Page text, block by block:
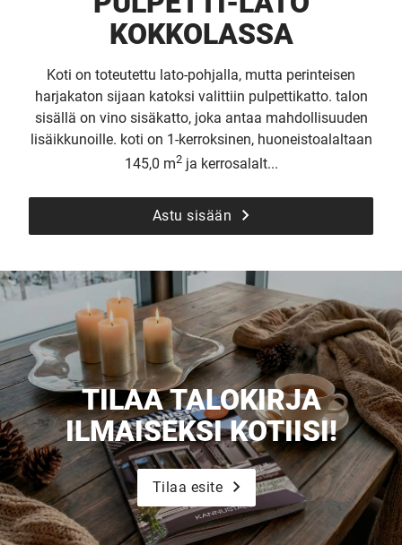
KOKKOLASSA
Koti on toteutettu lato-pohjalla, mutta perinteisen
harjakaton sijaan katoksi valittiin pulpettikatto. talon
sisällä on vino sisäkatto, joka antaa mahdollisuuden
lisäikkunoille. koti on 1-kerroksinen, huoneistoalaltaan
145,0 m2ja kerrosalalt...
Astu sisään
TILAA TALOKIRJA
ILMAISEKSI KOTIISI!
Tilaa esite